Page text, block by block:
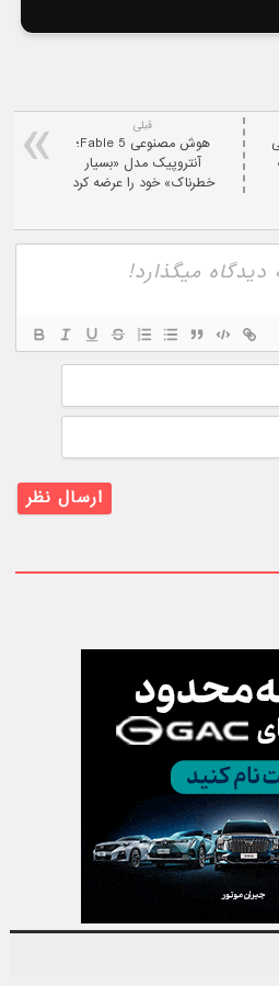
قبلی
هوش مصنوعی Fable 5؛
آنتروپیک مدل «بسیار
خطرناک» خود را عرضه کرد
ایمیل